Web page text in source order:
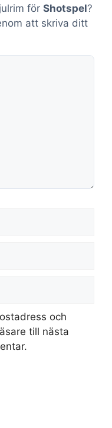
för Shotspel?
att skriva ditt
och
till nästa